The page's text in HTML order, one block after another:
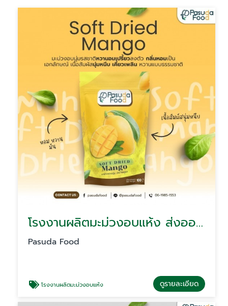
โรงงานผลิตมะม่วงอบแห้ง ส่งออกมะม่วงอบแห้ง
Pasuda Food
โรงงานผลิตมะม่วงอบแห้ง ดูรายละเอียด